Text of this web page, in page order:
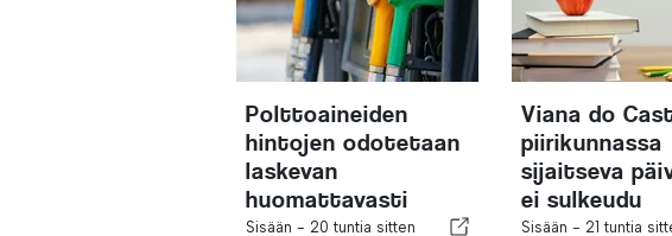
Polttoaineiden
hintojen odotetaan
laskevan
huomattavasti
Sisään - 20 tuntia sitten
Viana do
piirikunnassa
sijaitseva
ei sulkeudu
Sisään - 21 tuntia